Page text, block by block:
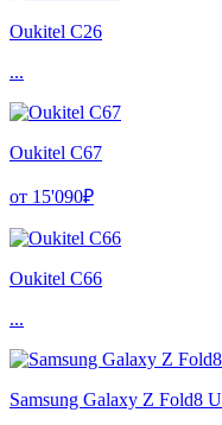
Oukitel C26
...
Oukitel C67
от 15'090₽
Oukitel C66
...
Samsung Galaxy Z Fold8